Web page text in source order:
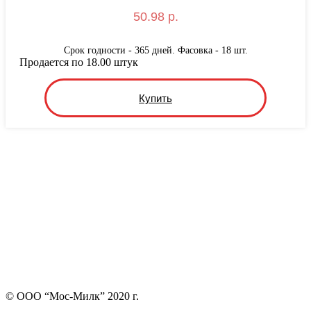
50.98 р.
Срок годности - 365 дней. Фасовка - 18 шт.
Купить
Продается по 18.00 штук
© ООО “Мос-Милк” 2020 г.